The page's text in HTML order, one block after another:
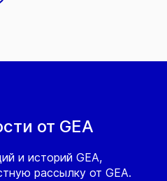
от GEA
и историй GEA,
рассылку от GEA.